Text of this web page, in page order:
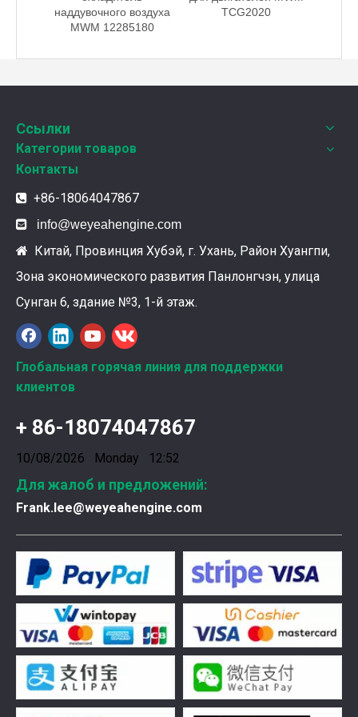
Weyeah Power отмечает канун Нового Года и торжественно разделяет радость праздника!
Подшипники шатунных коленчатых валов Weyeah
Введена в эксплуатацию установка нового поколения на базе Jenbacher J624
Генераторная установка на природном газе,
наддувочного воздуха
MWM 12285180
TCG2020
Ссылки
Категории товаров
Контакты
 +86-18064047867
 info@weyeahengine.com
 Китай, Провинция Хубэй, г. Ухань, Район Хуангпи,
Зона экономического развития Панлонгчэн, улица
Сунган 6, здание №3, 1-й этаж.
Глобальная горячая линия для поддержки
клиентов
+ 86-18074047867
10/08/2026 Monday 12:52
Для жалоб и предложений:
Frank.lee@weyeahengine.com